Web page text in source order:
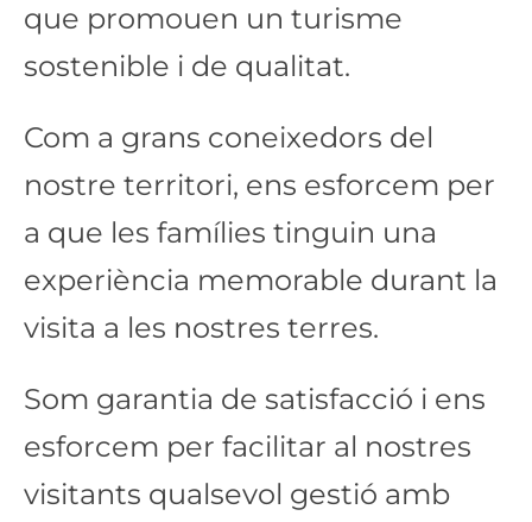
que promouen un turisme
sostenible i de qualitat.
Com a grans coneixedors del
nostre territori, ens esforcem per
a que les famílies tinguin una
experiència memorable durant la
visita a les nostres terres.
Som garantia de satisfacció i ens
esforcem per facilitar al nostres
visitants qualsevol gestió amb